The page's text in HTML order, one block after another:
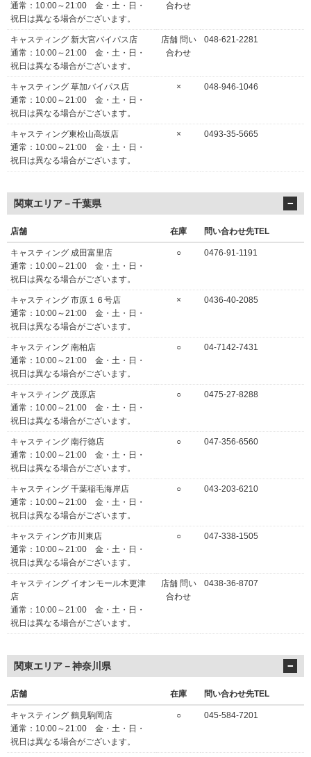
通常：10:00～21:00 金・土・日・
祝日は異なる場合がございます。
合わせ
キャスティング 新大宮バイパス店
通常：10:00～21:00 金・土・日・
祝日は異なる場合がございます。
店舗 問い
合わせ
048-621-2281
キャスティング 草加バイパス店
通常：10:00～21:00 金・土・日・
祝日は異なる場合がございます。
× 048-946-1046
キャスティング東松山高坂店
通常：10:00～21:00 金・土・日・
祝日は異なる場合がございます。
× 0493-35-5665
関東エリア－千葉県
店舗 在庫 問い合わせ先TEL
キャスティング 成田富里店
通常：10:00～21:00 金・土・日・
祝日は異なる場合がございます。
○ 0476-91-1191
キャスティング 市原１６号店
通常：10:00～21:00 金・土・日・
祝日は異なる場合がございます。
× 0436-40-2085
キャスティング 南柏店
通常：10:00～21:00 金・土・日・
祝日は異なる場合がございます。
○ 04-7142-7431
キャスティング 茂原店
通常：10:00～21:00 金・土・日・
祝日は異なる場合がございます。
○ 0475-27-8288
キャスティング 南行徳店
通常：10:00～21:00 金・土・日・
祝日は異なる場合がございます。
○ 047-356-6560
キャスティング 千葉稲毛海岸店
通常：10:00～21:00 金・土・日・
祝日は異なる場合がございます。
○ 043-203-6210
キャスティング市川東店
通常：10:00～21:00 金・土・日・
祝日は異なる場合がございます。
○ 047-338-1505
キャスティング イオンモール木更津
店
通常：10:00～21:00 金・土・日・
祝日は異なる場合がございます。
店舗 問い
合わせ
0438-36-8707
関東エリア－神奈川県
店舗 在庫 問い合わせ先TEL
キャスティング 鶴見駒岡店
通常：10:00～21:00 金・土・日・
祝日は異なる場合がございます。
○ 045-584-7201